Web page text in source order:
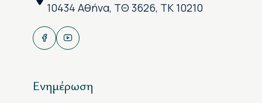
10434 Αθήνα, ΤΘ 3626, ΤΚ 10210
Ενημέρωση